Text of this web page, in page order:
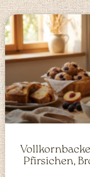
Pfirsichen,